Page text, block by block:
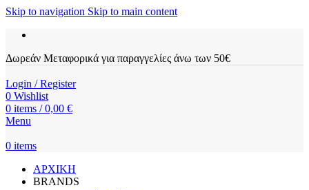
Skip to navigation Skip to main content
Δωρεάν Μεταφορικά για παραγγελίες άνω των 50€
Login / Register
0 Wishlist
0 items / 0,00 €
Menu
0 items
ΑΡΧΙΚΗ
BRANDS